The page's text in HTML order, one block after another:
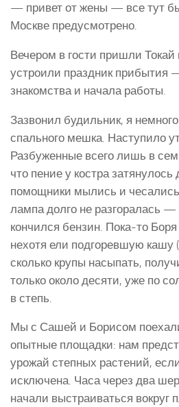
— привет от жены — все тут
Москве предусмотрено.
Вечером в гости пришли
устроили праздник прибытия
знакомства и начала работы.
Зазвонил будильник, я
спального мешка. Наступило
Разбуженные всего лишь в
что пение у костра
помощники мылись и
лампа долго не разгоралась —
кончился бензин. Пока-то
нехотя ели подгоревшую кашу
сколько крупы насыпать,
только около десяти, уже по
в степь.
Мы с Сашей и Борисом
опытные площадки: нам
урожай степных растений,
исключена. Часа через два
начали выстраиваться вокруг